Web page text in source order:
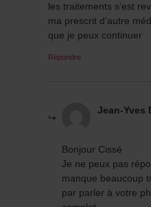
les traitements s’est
ma prescrit d’autre
que je peux continuer
Répondre
Jean-Yves
Bonjour Cissé
Je ne peux pas
manque beaucoup
par parler à votre